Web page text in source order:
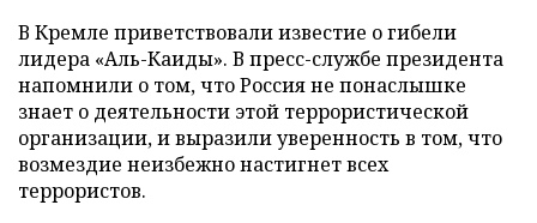
В Кремле приветствовали известие о гибели
лидера «Аль-Каиды». В пресс-службе президента
напомнили о том, что Россия не понаслышке
знает о деятельности этой террористической
организации, и выразили уверенность в том, что
возмездие неизбежно настигнет всех
террористов.